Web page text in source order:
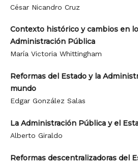
César Nicandro Cruz
Contexto histórico y cambios en
Administración Pública
María Victoria Whittingham
Reformas del Estado y la
mundo
Edgar González Salas
La Administración Pública y el
Alberto Giraldo
Reformas descentralizadoras del